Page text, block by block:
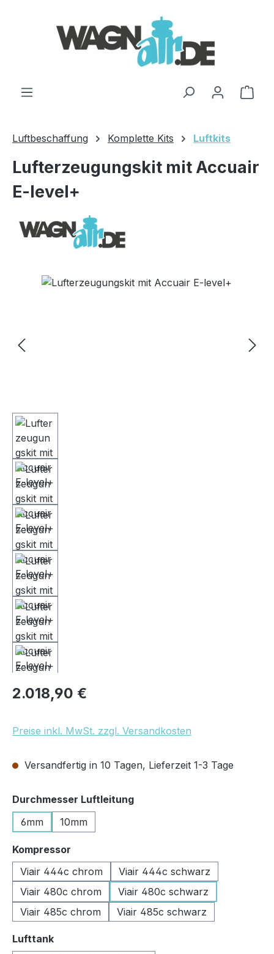
Luftbeschaffung Komplette Kits Luftkits
Lufterzeugungskit mit Accuair
E-level+
Bildergalerie überspringen
Regulärer Preis:
2.018,90 €
Preise inkl. MwSt. zzgl. Versandkosten
Versandfertig in 10 Tagen, Lieferzeit 1-3 Tage
Durchmesser Luftleitungauswählen
6mm
10mm
Kompressor
Viair 444c chrom
Viair 444c schwarz
Viair 480c chrom
Viair 480c schwarz
Viair 485c chrom
Viair 485c schwarz
Lufttankauswählen